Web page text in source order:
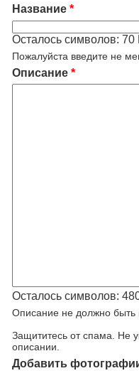
Название *
Осталось символов: 70
Пожалуйста введите не
Описание *
Осталось символов:
Описание не должно быть
Защититесь от спама. Не
описании.
Добавить